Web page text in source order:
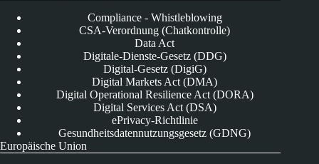
Compliance - Whistleblowing
CSA-Verordnung (Chatkontrolle)
Data Act
Digitale-Dienste-Gesetz (DDG)
Digital-Gesetz (DigiG)
Digital Markets Act (DMA)
Digital Operational Resilience Act (DORA)
Digital Services Act (DSA)
ePrivacy-Richtlinie
Gesundheitsdatennutzungsgesetz (GDNG)
Europäische Union